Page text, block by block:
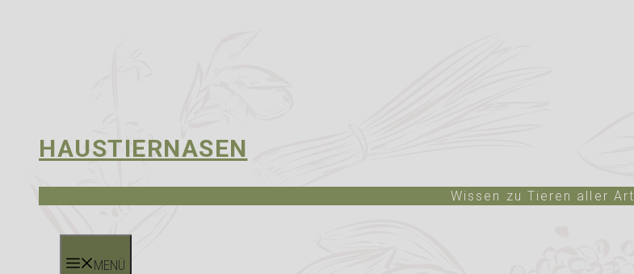
HAUSTIERNASEN
Wissen zu Tieren aller Art
MENÜ